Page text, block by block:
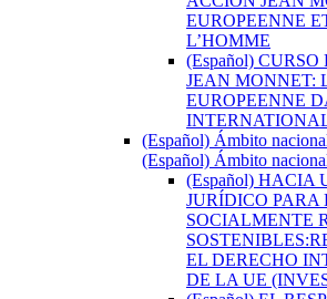
EUROPEENNE
L’HOMME
(Español)
JEAN MONNET:
EUROPEENNE
(Español) Ámbito
(Español) Ámbito
(Español) HACIA
JURÍDICO PARA
SOCIALMENTE
EL DERECHO
DE LA UE